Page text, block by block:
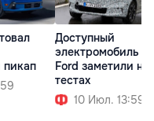
пикап
Доступный
электромобиль от
Ford заметили на
тестах
10 Июл. 13:59